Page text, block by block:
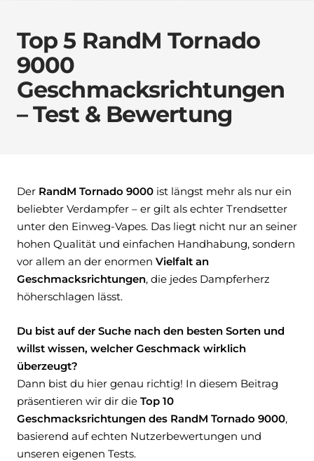
Top 5 RandM Tornado
9000
Geschmacksrichtungen
– Test & Bewertung
Der RandM Tornado 9000 ist längst mehr als nur ein
beliebter Verdampfer – er gilt als echter Trendsetter
unter den Einweg-Vapes. Das liegt nicht nur an seiner
hohen Qualität und einfachen Handhabung, sondern
vor allem an der enormen Vielfalt an
Geschmacksrichtungen, die jedes Dampferherz
höherschlagen lässt.
Du bist auf der Suche nach den besten Sorten und
willst wissen, welcher Geschmack wirklich
überzeugt?
Dann bist du hier genau richtig! In diesem Beitrag
präsentieren wir dir die Top 10
Geschmacksrichtungen des RandM Tornado 9000,
basierend auf echten Nutzerbewertungen und
unseren eigenen Tests.